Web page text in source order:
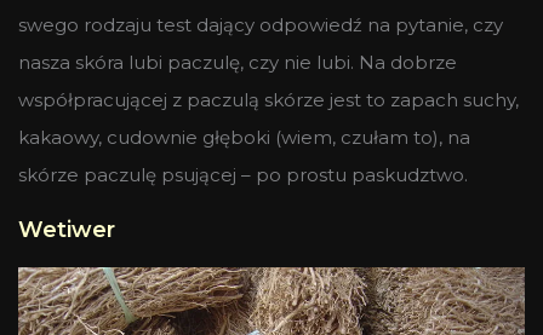
swego rodzaju test dający odpowiedź na pytanie, czy
nasza skóra lubi paczulę, czy nie lubi. Na dobrze
współpracującej z paczulą skórze jest to zapach suchy,
kakaowy, cudownie głęboki (wiem, czułam to), na
skórze paczulę psującej – po prostu paskudztwo.
Wetiwer